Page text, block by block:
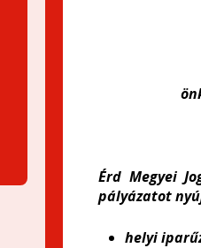
Érd Megyei
pályázatot
helyi